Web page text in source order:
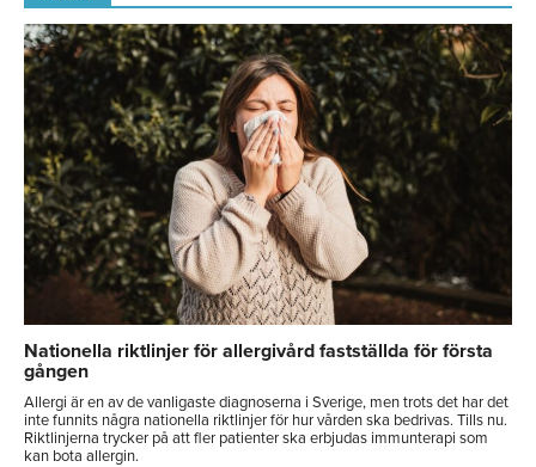
Nationella riktlinjer för allergivård fastställda för första
gången
Allergi är en av de vanligaste diagnoserna i Sverige, men trots det har det
inte funnits några nationella riktlinjer för hur vården ska bedrivas. Tills nu.
Riktlinjerna trycker på att fler patienter ska erbjudas immunterapi som
kan bota allergin.